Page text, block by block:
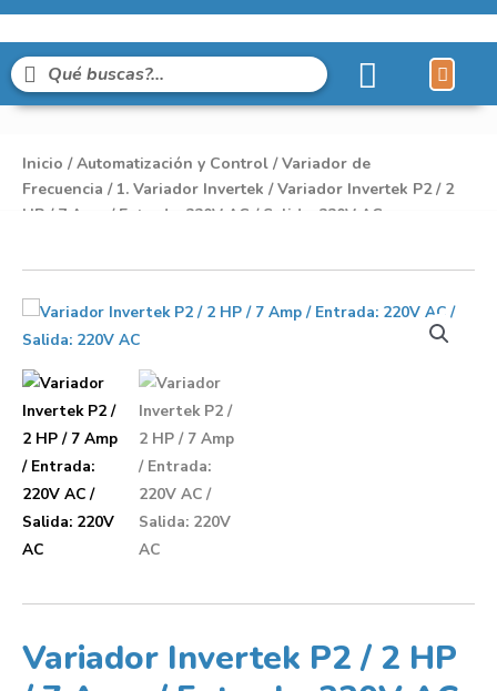
Inicio /Automatización y Control /Variador de
Frecuencia / 1. Variador Invertek / Variador Invertek P2 / 2
HP / 7 Amp / Entrada: 220V AC / Salida: 220V AC
Variador Invertek P2 / 2 HP